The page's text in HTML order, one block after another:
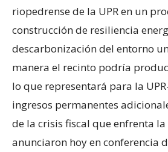
riopedrense de la UPR en un
construcción de resiliencia
descarbonización del entorno
manera el recinto podría
lo que representará para la
ingresos permanentes
de la crisis fiscal que enfrenta
anunciaron hoy en conferencia